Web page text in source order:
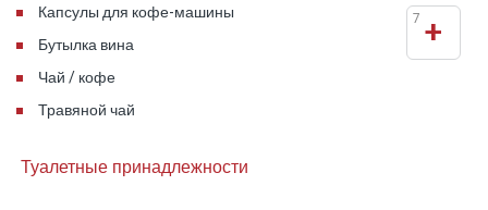
Капсулы для кофе-машины
Бутылка вина
Чай / кофе
Травяной чай
+
7
Туалетные принадлежности